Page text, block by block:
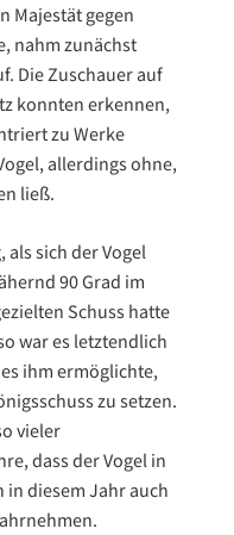
Majestät gegen
nahm zunächst
Die Zuschauer auf
konnten erkennen,
zu Werke
allerdings ohne,
ließ.
als sich der Vogel
90 Grad im
Schuss hatte
war es letztendlich
ihm ermöglichte,
zu setzen.
vieler
dass der Vogel in
diesem Jahr auch